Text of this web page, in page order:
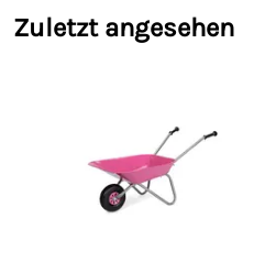
Zuletzt angesehen